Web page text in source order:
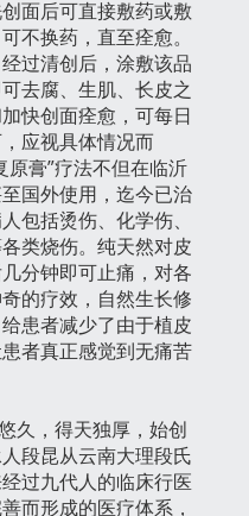
面后可直接敷药或敷
不换药，直至痊愈。
过清创后，涂敷该品
去腐、生肌、长皮之
快创面痊愈，可每日
应视具体情况而
膏”疗法不但在临沂
国外使用，迄今已治
包括烫伤、化学伤、
类烧伤。纯天然对皮
分钟即可止痛，对各
的疗效，自然生长修
患者减少了由于植皮
者真正感觉到无痛苦
久，得天独厚，始创
段昆从云南大理段氏
过九代人的临床行医
而形成的医疗体系，